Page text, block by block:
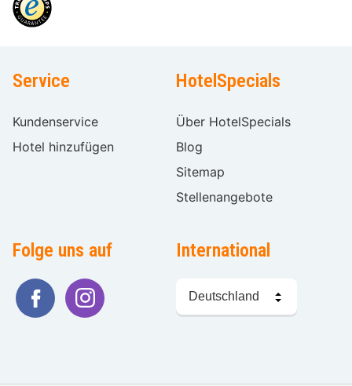
Service
Kundenservice
Hotel hinzufügen
HotelSpecials
Über HotelSpecials
Blog
Sitemap
Stellenangebote
Folge uns auf International
wählen